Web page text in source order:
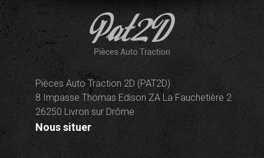
Pièces Auto Traction 2D (PAT2D)
8 Impasse Thomas Edison ZA La Fauchetière 2
26250 Livron sur Drôme
Nous situer